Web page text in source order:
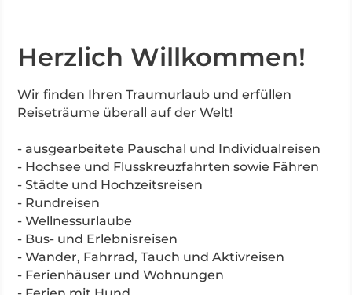
Herzlich Willkommen!
Wir finden Ihren Traumurlaub und erfüllen
Reiseträume überall auf der Welt!
- ausgearbeitete Pauschal und Individualreisen
- Hochsee und Flusskreuzfahrten sowie Fähren
- Städte und Hochzeitsreisen
- Rundreisen
- Wellnessurlaube
- Bus- und Erlebnisreisen
- Wander, Fahrrad, Tauch und Aktivreisen
- Ferienhäuser und Wohnungen